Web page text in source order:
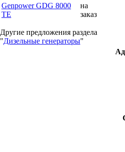
Genpower GDG 8000
TE
на
заказ
Другие предложения раздела
"Дизельные генераторы"